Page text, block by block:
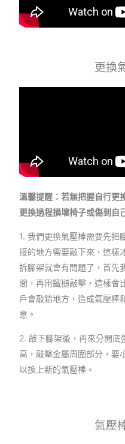
更換
溫馨提醒：若無把握自行更
更換過程損壞椅子或傷到自
1. 我們更換氣壓棒需要先把
接的地方需要敲下來，這樣
拆腳架就會有問題了，首先
間，再用鐵槌敲擊，這樣會
戶會敲錯地方，造成氣壓棒
意。
2. 敲下腳架後，再來分開底
高，敲擊金屬周圍部分，要
以換上新的氣壓棒。
氣壓